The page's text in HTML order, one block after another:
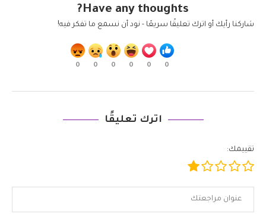
Have any thoughts?
شاركنا رأيك أو اترك تعليقًا سريعًا - نود أن نسمع ما تفكر فيه!
0
0
0
0
0
0
اترك تعليقًا
تقييمك: